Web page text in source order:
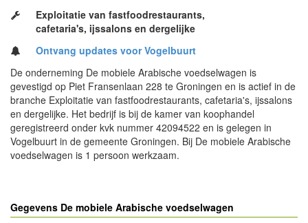
Exploitatie van fastfoodrestaurants,
cafetaria's, ijssalons en dergelijke
Ontvang updates voor Vogelbuurt
De onderneming De mobiele Arabische voedselwagen is
gevestigd op Piet Fransenlaan 228 te Groningen en is actief in de
branche Exploitatie van fastfoodrestaurants, cafetaria's, ijssalons
en dergelijke. Het bedrijf is bij de kamer van koophandel
geregistreerd onder kvk nummer 42094522 en is gelegen in
Vogelbuurt in de gemeente Groningen. Bij De mobiele Arabische
voedselwagen is 1 persoon werkzaam.
Gegevens De mobiele Arabische voedselwagen